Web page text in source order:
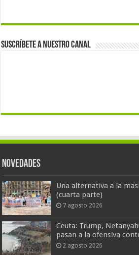
Suscríbete a nuestro canal
Novedades
Una alternativa a la
(cuarta parte)
7 agosto 2026
Ceuta: Trump,
pasan a la ofensiva
2 agosto 2026